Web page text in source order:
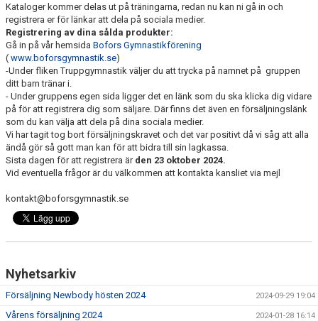
Kataloger kommer delas ut på träningarna, redan nu kan ni gå in och
registrera er för länkar att dela på sociala medier.
Registrering av dina sålda produkter:
Gå in på vår hemsida Bofors Gymnastikförening
( www.boforsgymnastik.se)
-Under fliken Truppgymnastik väljer du att trycka på namnet på gruppen
ditt barn tränar i.
- Under gruppens egen sida ligger det en länk som du ska klicka dig vidare
på för att registrera dig som säljare. Där finns det även en försäljningslänk
som du kan välja att dela på dina sociala medier.
Vi har tagit tog bort försäljningskravet och det var positivt då vi såg att alla
ändå gör så gott man kan för att bidra till sin lagkassa.
Sista dagen för att registrera är den 23 oktober 2024.
Vid eventuella frågor är du välkommen att kontakta kansliet via mejl
kontakt@boforsgymnastik.se
Nyhetsarkiv
Försäljning Newbody hösten 2024 2024-09-29 19:04
Vårens försäljning 2024 2024-01-28 16:14